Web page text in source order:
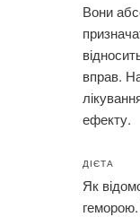
Вони
вправ.
ефекту.
ДІЄТА
Як